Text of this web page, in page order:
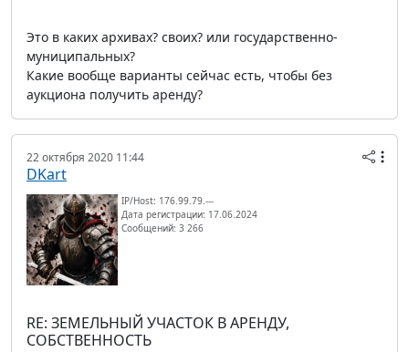
Это в каких архивах? своих? или государственно-
муниципальных?
Какие вообще варианты сейчас есть, чтобы без
аукциона получить аренду?
22 октября 2020 11:44
DKart
IP/Host: 176.99.79.---
Дата регистрации: 17.06.2024
Сообщений: 3 266
RE: ЗЕМЕЛЬНЫЙ УЧАСТОК В АРЕНДУ,
СОБСТВЕННОСТЬ